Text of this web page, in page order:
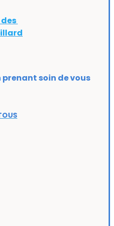
prenant soin de vous